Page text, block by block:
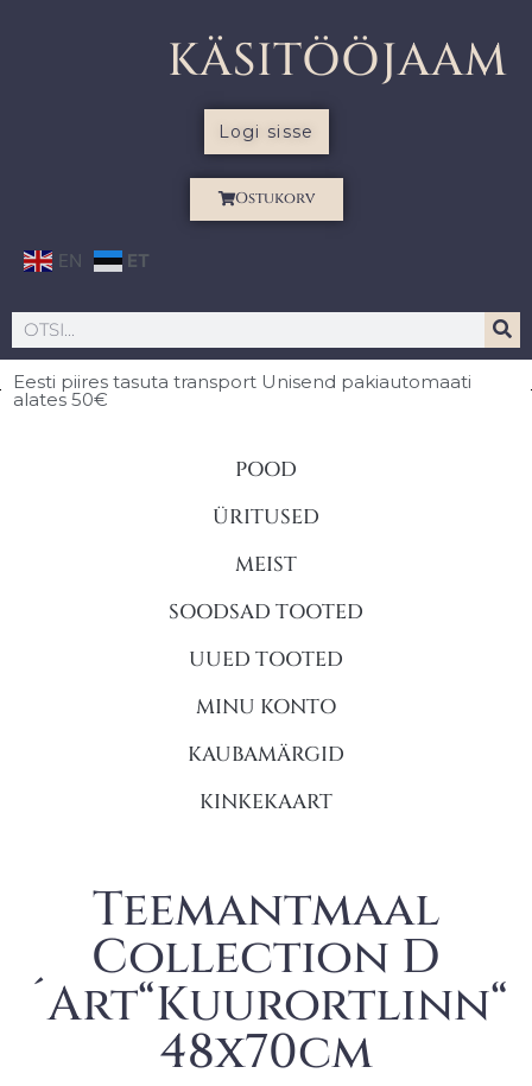
KÄSITÖÖJAAM
Logi sisse
Ostukorv
EN ET
Eesti piires tasuta transport Unisend pakiautomaati
alates 50€
POOD
ÜRITUSED
MEIST
SOODSAD TOOTED
UUED TOOTED
MINU KONTO
KAUBAMÄRGID
KINKEKAART
Teemantmaal
Collection D
´Art“Kuurortlinn“
48x70cm